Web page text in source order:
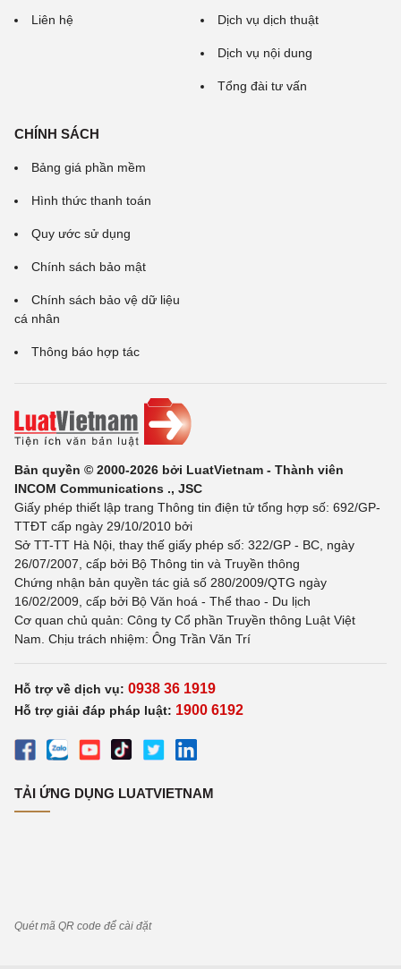
Liên hệ Dịch vụ dịch thuật
Dịch vụ nội dung
Tổng đài tư vấn
CHÍNH SÁCH
Bảng giá phần mềm
Hình thức thanh toán
Quy ước sử dụng
Chính sách bảo mật
Chính sách bảo vệ dữ liệu
cá nhân
Thông báo hợp tác
Bản quyền © 2000-2026 bởi LuatVietnam - Thành viên
INCOM Communications ., JSC
Giấy phép thiết lập trang Thông tin điện tử tổng hợp số: 692/GP-
TTĐT cấp ngày 29/10/2010 bởi
Sở TT-TT Hà Nội, thay thế giấy phép số: 322/GP - BC, ngày
26/07/2007, cấp bởi Bộ Thông tin và Truyền thông
Chứng nhận bản quyền tác giả số 280/2009/QTG ngày
16/02/2009, cấp bởi Bộ Văn hoá - Thể thao - Du lịch
Cơ quan chủ quản: Công ty Cổ phần Truyền thông Luật Việt
Nam. Chịu trách nhiệm: Ông Trần Văn Trí
Hỗ trợ về dịch vụ: 0938 36 1919
Hỗ trợ giải đáp pháp luật: 1900 6192
TẢI ỨNG DỤNG LUATVIETNAM
Quét mã QR code để cài đặt